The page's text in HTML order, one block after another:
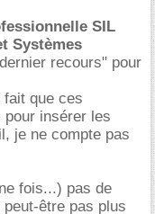
SIL
Systèmes
recours" pour
que ces
pour insérer les
je ne compte pas
fois...) pas de
être pas plus